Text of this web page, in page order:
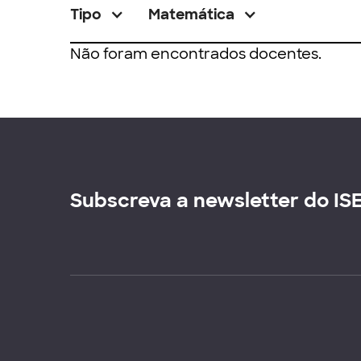
Tipo Matemática
Não foram encontrados docentes.
Subscreva a newsletter do